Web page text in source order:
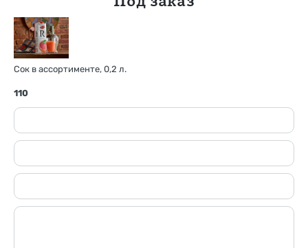
Сок в ассортименте, 0,2 л.
110